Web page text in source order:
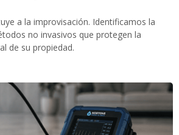
a la improvisación. Identificamos la
no invasivos que protegen la
de su propiedad.